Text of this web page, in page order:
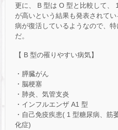
更に、 B 型は O 型と比較して、
が高いという結果も発表されて
病が復活しているようなので、
だ。
【 B 型の罹りやすい病気】
・膵臓がん
・脳梗塞
・肺炎、気管支炎
・インフルエンザ A1 型
・自己免疫疾患( 1 型糖尿病、筋
化症)